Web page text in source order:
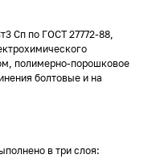
Сп по ГОСТ 27772-88,
полимерно-порошковое
болтовые и на
в три слоя: